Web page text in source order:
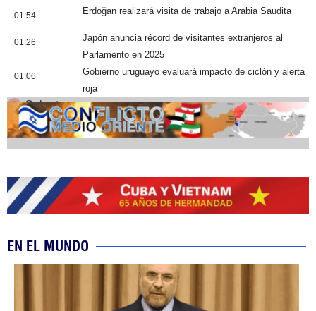
01:54 Erdoğan realizará visita de trabajo a Arabia Saudita
01:26
Japón anuncia récord de visitantes extranjeros al
Parlamento en 2025
01:06
Gobierno uruguayo evaluará impacto de ciclón y alerta
roja
Cobertura
EN EL MUNDO